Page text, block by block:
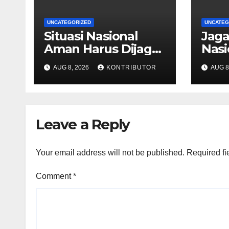
UNCATEGORIZED
Situasi Nasional
Aman Harus Dijaga
dari Provokasi
Jelang HUT ke-81 RI
AUG 8, 2026 KONTRIBUTOR AUG
Leave a Reply
Your email address will not be published. Required
Comment*